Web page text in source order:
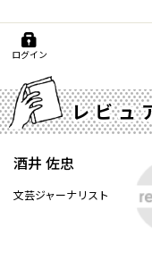
ログイン
レビュ
酒井 佐忠
文芸ジャーナリスト